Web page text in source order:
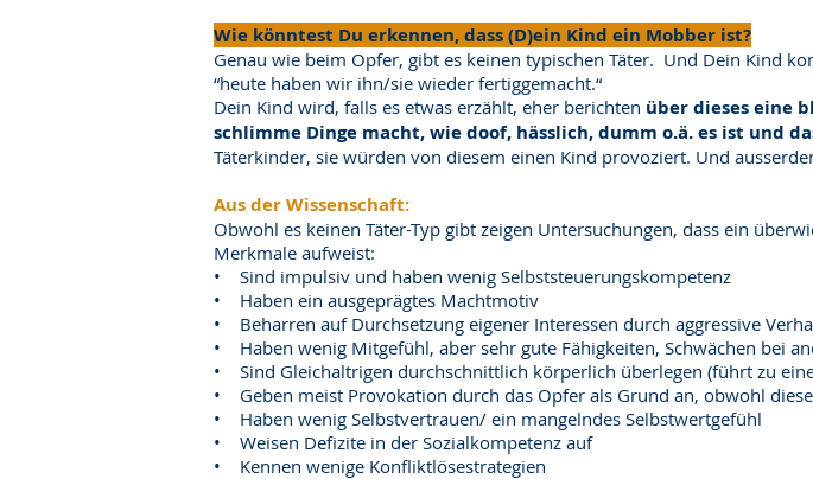
Wie könntest Du erkennen, dass (D)ein Kind ein Mobber ist?
Genau wie beim Opfer, gibt es keinen typischen Täter. Und Dein Kind
“heute haben wir ihn/sie wieder fertiggemacht.“
Dein Kind wird, falls es etwas erzählt, eher berichten über dieses eine
schlimme Dinge macht, wie doof, hässlich, dumm o.ä. es ist und
Täterkinder, sie würden von diesem einen Kind provoziert. Und
Aus der Wissenschaft:
Obwohl es keinen Täter-Typ gibt zeigen Untersuchungen, dass ein
Merkmale aufweist:
• Sind impulsiv und haben wenig Selbststeuerungskompetenz
• Haben ein ausgeprägtes Machtmotiv
• Beharren auf Durchsetzung eigener Interessen durch aggressive
• Haben wenig Mitgefühl, aber sehr gute Fähigkeiten, Schwächen bei
• Sind Gleichaltrigen durchschnittlich körperlich überlegen (führt zu
• Geben meist Provokation durch das Opfer als Grund an, obwohl
• Haben wenig Selbstvertrauen/ ein mangelndes Selbstwertgefühl
• Weisen Defizite in der Sozialkompetenz auf
• Kennen wenige Konfliktlösestrategien